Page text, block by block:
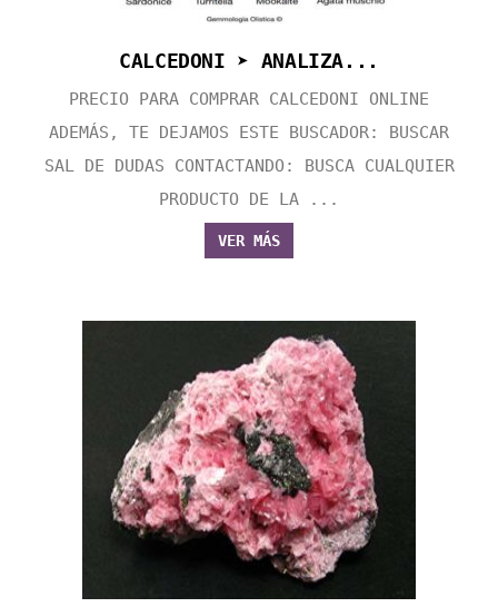
CALCEDONI ➤ ANALIZA...
PRECIO PARA COMPRAR CALCEDONI ONLINE
ADEMÁS, TE DEJAMOS ESTE BUSCADOR: BUSCAR
SAL DE DUDAS CONTACTANDO: BUSCA CUALQUIER
PRODUCTO DE LA ...
VER MÁS